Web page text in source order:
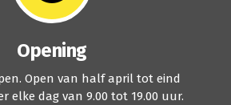
Opening
Open van half april tot eind
elke dag van 9.00 tot 19.00 uur.